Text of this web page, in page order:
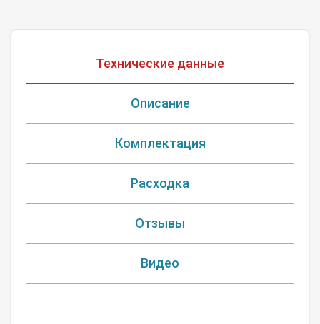
Технические данные
Описание
Комплектация
Расходка
Отзывы
Видео